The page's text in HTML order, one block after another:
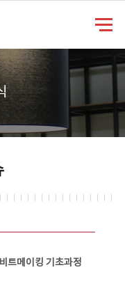
트메이킹 기초과정